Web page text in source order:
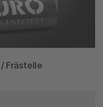
Frästeile